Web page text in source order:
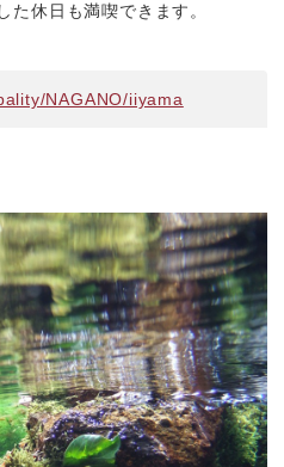
た休日も満喫できます。
NAGANO/iiyama